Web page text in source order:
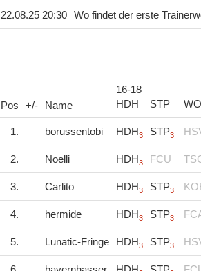
22.08.25 20:30 Wo findet der erste
Pos +/- Name
16-18
HDH
STP
1. borussentobi HDH3 STP3
2. Noelli HDH3 FCU
3. Carlito HDH3 STP3
4. hermide HDH3 STP3
5. Lunatic-Fringe HDH3 STP3